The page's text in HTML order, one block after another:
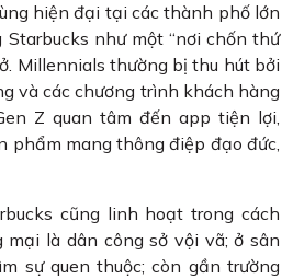
hiện đại tại các thành phố lớn
Starbucks như một “nơi chốn thứ
Millennials thường bị thu hút bởi
và các chương trình khách hàng
Z quan tâm đến app tiện lợi,
phẩm mang thông điệp đạo đức,
cũng linh hoạt trong cách
là dân công sở vội vã; ở sân
sự quen thuộc; còn gần trường